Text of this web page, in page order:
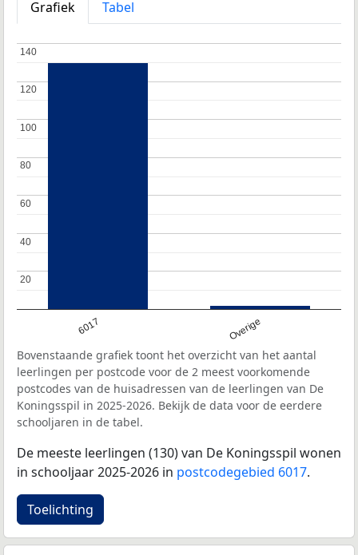
Grafiek Tabel
6017 Overige
20
20
40
40
60
60
80
80
100
100
120
120
140
140
Bovenstaande grafiek toont het overzicht van het aantal
leerlingen per postcode voor de 2 meest voorkomende
postcodes van de huisadressen van de leerlingen van De
Koningsspil in 2025-2026. Bekijk de data voor de eerdere
schooljaren in de tabel.
De meeste leerlingen (130) van De Koningsspil wonen
in schooljaar 2025-2026 in postcodegebied 6017.
Toelichting